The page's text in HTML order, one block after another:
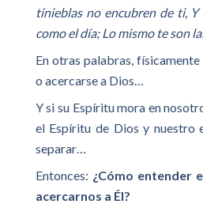
tinieblas no encubren de ti, Y
como el día; Lo mismo te son
En otras palabras,
o acercarse a Dios…
Y si su Espíritu mora en
el Espíritu de Dios y nuestro
separar…
Entonces: ¿Cómo entender
acercarnos a Él?